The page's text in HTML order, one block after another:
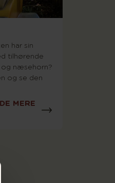
har sin
tilhørende
næsehorn?
og se den
MERE